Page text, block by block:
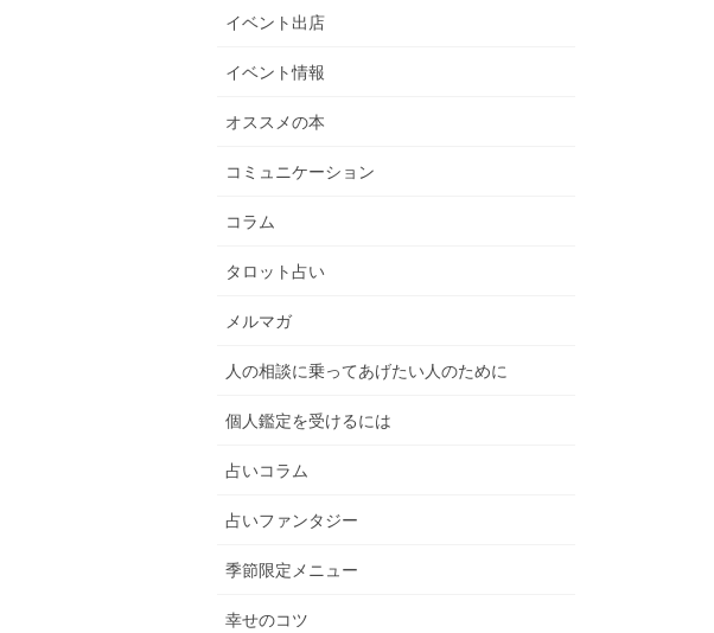
イベント出店
イベント情報
オススメの本
コミュニケーション
コラム
タロット占い
メルマガ
人の相談に乗ってあげたい人のために
個人鑑定を受けるには
占いコラム
占いファンタジー
季節限定メニュー
幸せのコツ